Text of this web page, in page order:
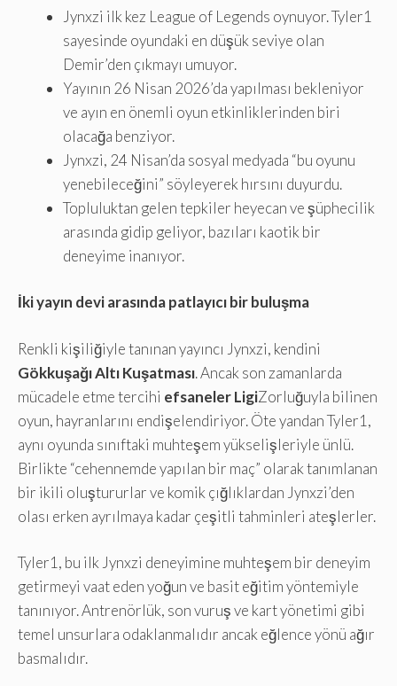
Jynxzi ilk kez League of Legends oynuyor. Tyler1
sayesinde oyundaki en düşük seviye olan
Demir’den çıkmayı umuyor.
Yayının 26 Nisan 2026’da yapılması bekleniyor
ve ayın en önemli oyun etkinliklerinden biri
olacağa benziyor.
Jynxzi, 24 Nisan’da sosyal medyada “bu oyunu
yenebileceğini” söyleyerek hırsını duyurdu.
Topluluktan gelen tepkiler heyecan ve şüphecilik
arasında gidip geliyor, bazıları kaotik bir
deneyime inanıyor.
İki yayın devi arasında patlayıcı bir buluşma
Renkli kişiliğiyle tanınan yayıncı Jynxzi, kendini
Gökkuşağı Altı Kuşatması. Ancak son zamanlarda
mücadele etme tercihi efsaneler LigiZorluğuyla bilinen
oyun, hayranlarını endişelendiriyor. Öte yandan Tyler1,
aynı oyunda sınıftaki muhteşem yükselişleriyle ünlü.
Birlikte “cehennemde yapılan bir maç” olarak tanımlanan
bir ikili oluştururlar ve komik çığlıklardan Jynxzi’den
olası erken ayrılmaya kadar çeşitli tahminleri ateşlerler.
Tyler1, bu ilk Jynxzi deneyimine muhteşem bir deneyim
getirmeyi vaat eden yoğun ve basit eğitim yöntemiyle
tanınıyor. Antrenörlük, son vuruş ve kart yönetimi gibi
temel unsurlara odaklanmalıdır ancak eğlence yönü ağır
basmalıdır.